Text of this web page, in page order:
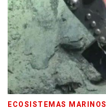
ECOSISTEMAS MARINOS